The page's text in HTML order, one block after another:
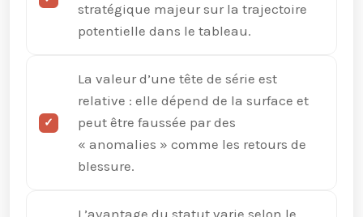
stratégique majeur sur la trajectoire
potentielle dans le tableau.
La valeur d’une tête de série est
relative : elle dépend de la surface et
peut être faussée par des
« anomalies » comme les retours de
blessure.